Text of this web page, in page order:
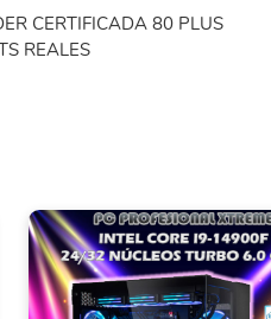
CERTIFICADA 80 PLUS
REALES